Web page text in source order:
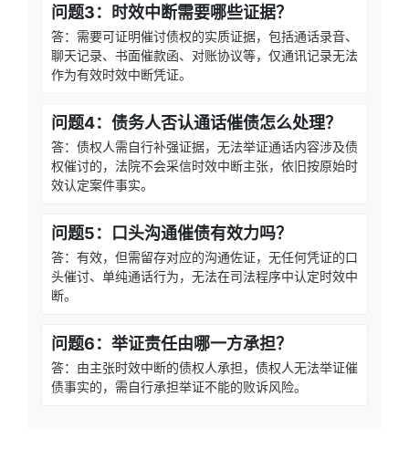
问题3：时效中断需要哪些证据？
答：需要可证明催讨债权的实质证据，包括通话录音、
聊天记录、书面催款函、对账协议等，仅通讯记录无法
作为有效时效中断凭证。
问题4：债务人否认通话催债怎么处理？
答：债权人需自行补强证据，无法举证通话内容涉及债
权催讨的，法院不会采信时效中断主张，依旧按原始时
效认定案件事实。
问题5：口头沟通催债有效力吗？
答：有效，但需留存对应的沟通佐证，无任何凭证的口
头催讨、单纯通话行为，无法在司法程序中认定时效中
断。
问题6：举证责任由哪一方承担？
答：由主张时效中断的债权人承担，债权人无法举证催
债事实的，需自行承担举证不能的败诉风险。